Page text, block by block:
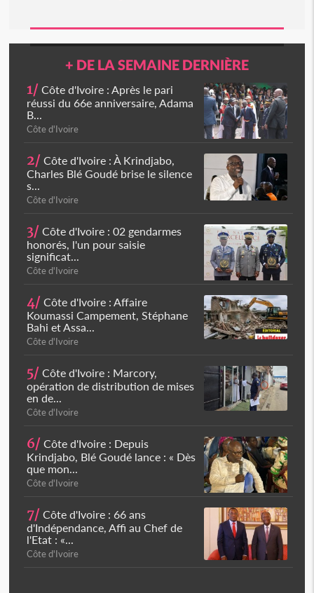
+ DE LA SEMAINE DERNIÈRE
1/ Côte d'Ivoire : Après le pari
réussi du 66e anniversaire, Adama
B...
Côte d'Ivoire
2/ Côte d'Ivoire : À Krindjabo,
Charles Blé Goudé brise le silence
s...
Côte d'Ivoire
3/ Côte d'Ivoire : 02 gendarmes
honorés, l'un pour saisie
significat...
Côte d'Ivoire
4/ Côte d'Ivoire : Affaire
Koumassi Campement, Stéphane
Bahi et Assa...
Côte d'Ivoire
5/ Côte d'Ivoire : Marcory,
opération de distribution de mises
en de...
Côte d'Ivoire
6/ Côte d'Ivoire : Depuis
Krindjabo, Blé Goudé lance : « Dès
que mon...
Côte d'Ivoire
7/ Côte d'Ivoire : 66 ans
d'Indépendance, Affi au Chef de
l'Etat : «...
Côte d'Ivoire